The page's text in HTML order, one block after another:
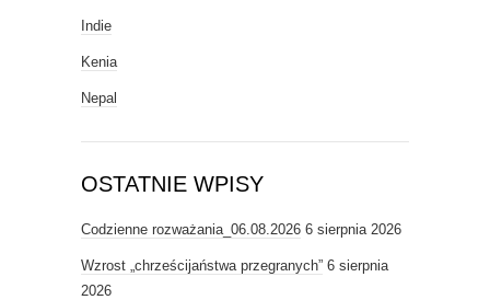
Indie
Kenia
Nepal
OSTATNIE WPISY
Codzienne rozważania_06.08.2026 6 sierpnia 2026
Wzrost „chrześcijaństwa przegranych” 6 sierpnia
2026